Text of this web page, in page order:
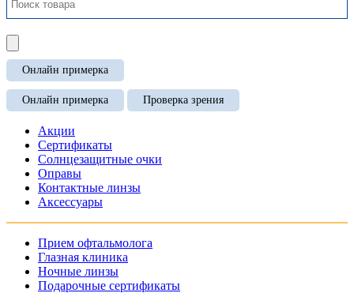
Онлайн примерка
Онлайн примерка Проверка зрения
Акции
Сертификаты
Солнцезащитные очки
Оправы
Контактные линзы
Аксессуары
Прием офтальмолога
Глазная клиника
Ночные линзы
Подарочные сертификаты